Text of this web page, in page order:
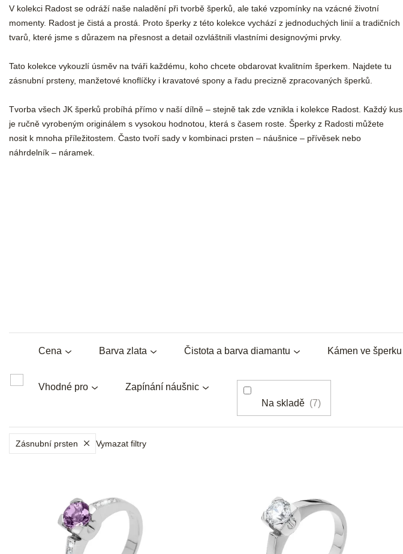
V kolekci Radost se odráží naše naladění při tvorbě šperků, ale také vzpomínky na vzácné životní
momenty. Radost je čistá a prostá. Proto šperky z této kolekce vychází z jednoduchých linií a tradičních
tvarů, které jsme s důrazem na přesnost a detail ozvláštnili vlastními designovými prvky.
Tato kolekce vykouzlí úsměv na tváři každému, koho chcete obdarovat kvalitním šperkem. Najdete tu
zásnubní prsteny, manžetové knoflíčky i kravatové spony a řadu precizně zpracovaných šperků.
Tvorba všech JK šperků probíhá přímo v naší dílně – stejně tak zde vznikla i kolekce Radost. Každý kus
je ručně vyrobeným originálem s vysokou hodnotou, která s časem roste. Šperky z Radosti můžete
nosit k mnoha příležitostem. Často tvoří sady v kombinaci prsten – náušnice – přívěsek nebo
náhrdelník – náramek.
Barva zlata Čistota a barva diamantu Kámen ve šperku
Vhodné pro Zapínání náušnic
Cena
Na skladě 7
Zásnubní prsten Vymazat filtry